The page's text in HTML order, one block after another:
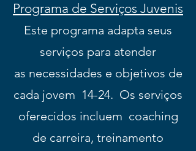
Programa de Serviços Juvenis
Este programa adapta seus
serviços para atender
as necessidades e objetivos de
cada jovem 14-24. Os serviços
oferecidos incluem coaching
de carreira, treinamento